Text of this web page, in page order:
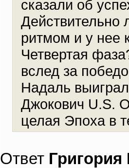
сказали об
Действительно
ритмом и у нее
Четвертая
вслед за
Надаль
Джокович U.S.
целая Эпоха в
Ответ